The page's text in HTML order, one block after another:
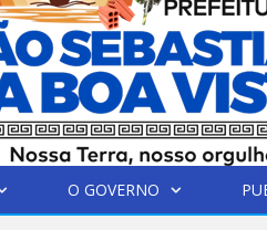
O GOVERNO